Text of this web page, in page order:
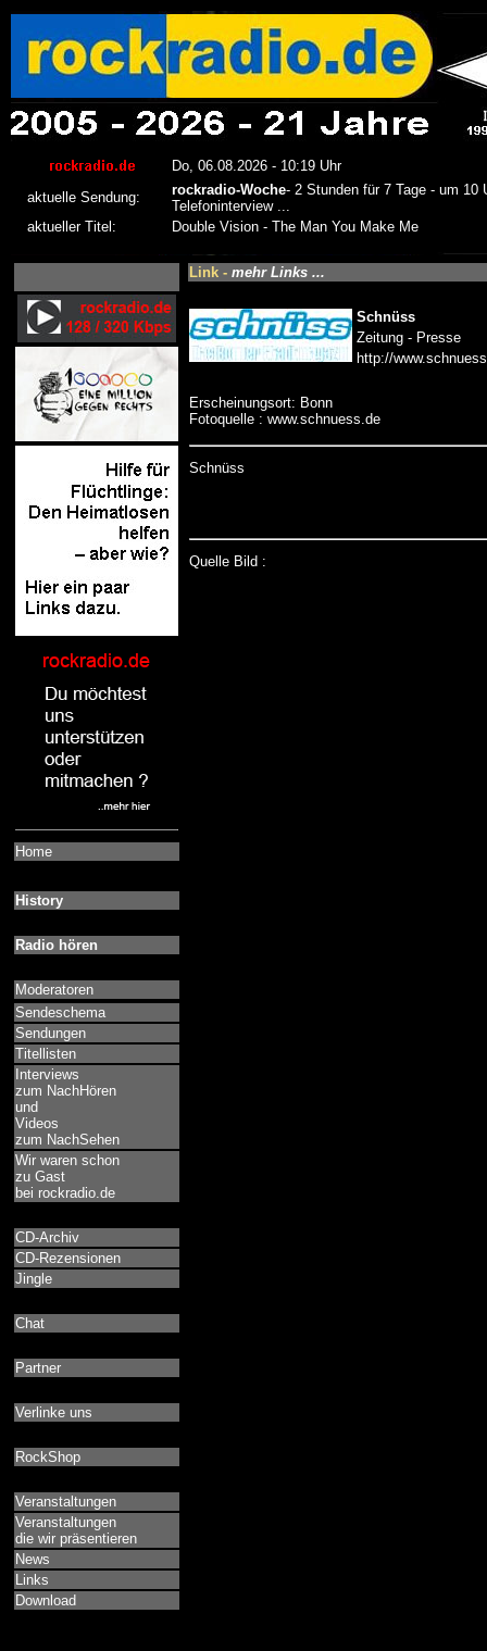
Home
History
Radio hören
Moderatoren
Sendeschema
Sendungen
Titellisten
Interviews
zum NachHören
und
Videos
zum NachSehen
Wir waren schon
zu Gast
bei rockradio.de
CD-Archiv
CD-Rezensionen
Jingle
Chat
Partner
Verlinke uns
RockShop
Veranstaltungen
Veranstaltungen
die wir präsentieren
News
Links
Download
Link - mehr Links ...
Schnüss
Zeitung - Presse
http://
Erscheinungsort: Bonn
Fotoquelle : www.schnuess.de
Schnüss
Quelle Bild :